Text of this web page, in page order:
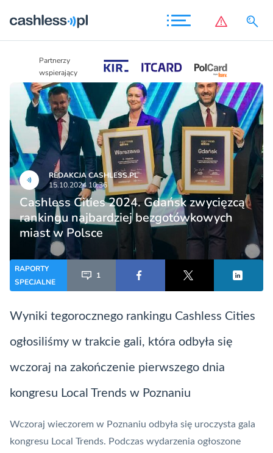
Partnerzy
wspierający
REDAKCJA CASHLESS.PL
15.10.2024 10:36
Cashless Cities 2024. Gdańsk zwycięzcą
rankingu najbardziej bezgotówkowych
miast w Polsce
RAPORTY
SPECJALNE
1
Wyniki tegorocznego rankingu Cashless Cities
ogłosiliśmy w trakcie gali, która odbyła się
wczoraj na zakończenie pierwszego dnia
kongresu Local Trends w Poznaniu
Wczoraj wieczorem w Poznaniu odbyła się uroczysta gala
kongresu Local Trends. Podczas wydarzenia ogłoszone